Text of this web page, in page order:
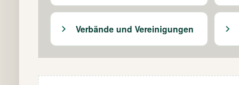
Verbände und Vereinigungen